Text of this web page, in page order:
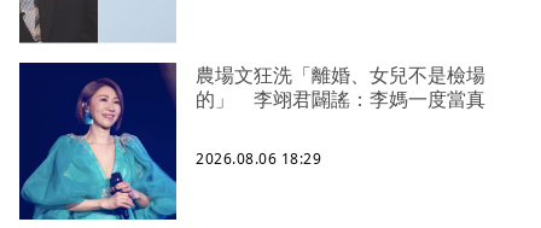
農場文狂洗「離婚、女兒不是檢場
的」 李翊君闢謠：李媽一度當真
2026.08.06 18:29